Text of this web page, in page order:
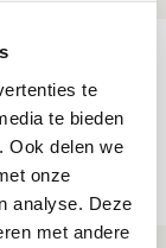
te
te bieden
Ook delen we
onze
analyse. Deze
met andere